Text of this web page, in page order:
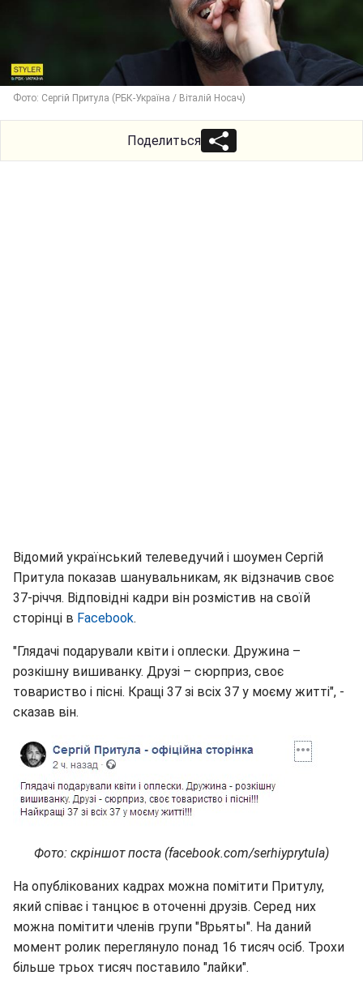
Фото: Сергій Притула (РБК-Україна / Віталій Носач)
Поделиться
Відомий український телеведучий і шоумен Сергій
Притула показав шанувальникам, як відзначив своє
37-річчя. Відповідні кадри він розмістив на своїй
сторінці в Facebook.
"Глядачі подарували квіти і оплески. Дружина –
розкішну вишиванку. Друзі – сюрприз, своє
товариство і пісні. Кращі 37 зі всіх 37 у моєму житті", -
сказав він.
Фото: скріншот поста (facebook.com/serhiyprytula)
На опублікованих кадрах можна помітити Притулу,
який співає і танцює в оточенні друзів. Серед них
можна помітити членів групи "Врьяты". На даний
момент ролик переглянуло понад 16 тисяч осіб. Трохи
більше трьох тисяч поставило "лайки".